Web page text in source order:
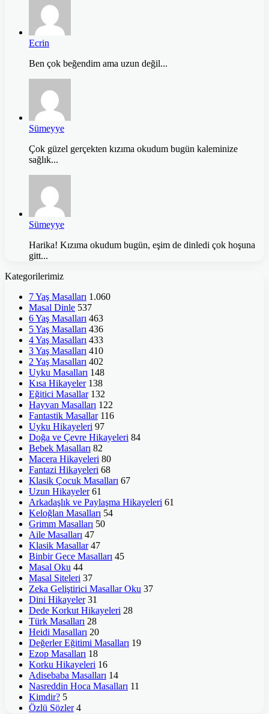
Ecrin
Ben çok beğendim ama uzun değil...
Sümeyye
Çok güzel gerçekten kızıma okudum bugün kaleminize
sağlık...
Sümeyye
Harika! Kızıma okudum bugün, eşim de dinledi çok hoşuna
gitt...
Kategorilerimiz
7 Yaş Masalları 1.060
Masal Dinle 537
6 Yaş Masalları 463
5 Yaş Masalları 436
4 Yaş Masalları 433
3 Yaş Masalları 410
2 Yaş Masalları 402
Uyku Masalları 148
Kısa Hikayeler 138
Eğitici Masallar 132
Hayvan Masalları 122
Fantastik Masallar 116
Uyku Hikayeleri 97
Doğa ve Çevre Hikayeleri 84
Bebek Masalları 82
Macera Hikayeleri 80
Fantazi Hikayeleri 68
Klasik Çocuk Masalları 67
Uzun Hikayeler 61
Arkadaşlık ve Paylaşma Hikayeleri 61
Keloğlan Masalları 54
Grimm Masalları 50
Aile Masalları 47
Klasik Masallar 47
Binbir Gece Masalları 45
Masal Oku 44
Masal Siteleri 37
Zeka Geliştirici Masallar Oku 37
Dini Hikayeler 31
Dede Korkut Hikayeleri 28
Türk Masalları 28
Heidi Masalları 20
Değerler Eğitimi Masalları 19
Ezop Masalları 18
Korku Hikayeleri 16
Adisebaba Masalları 14
Nasreddin Hoca Masalları 11
Kimdir? 5
Özlü Sözler 4